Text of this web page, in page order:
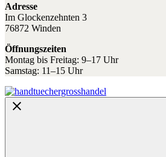
Adresse
Im Glockenzehnten 3
76872 Winden
Öffnungszeiten
Montag bis Freitag: 9–17 Uhr
Samstag: 11–15 Uhr